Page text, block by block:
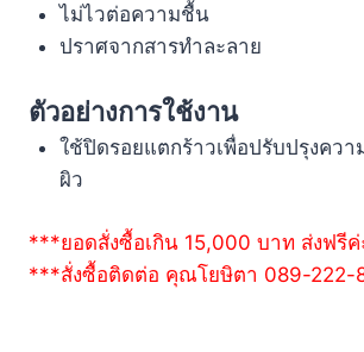
ไม่ไวต่อความชื้น
ปราศจากสารทำละลาย
ตัวอย่างการใช้งาน
ใช้ปิดรอยแตกร้าวเพื่อปรับปรุงคว
ผิว
***ยอดสั่งซื้อเกิน 15,000 บาท ส่งฟรี
***สั่งซื้อติดต่อ คุณโยษิตา 089-222-